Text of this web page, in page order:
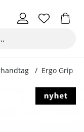
Ergo Grip